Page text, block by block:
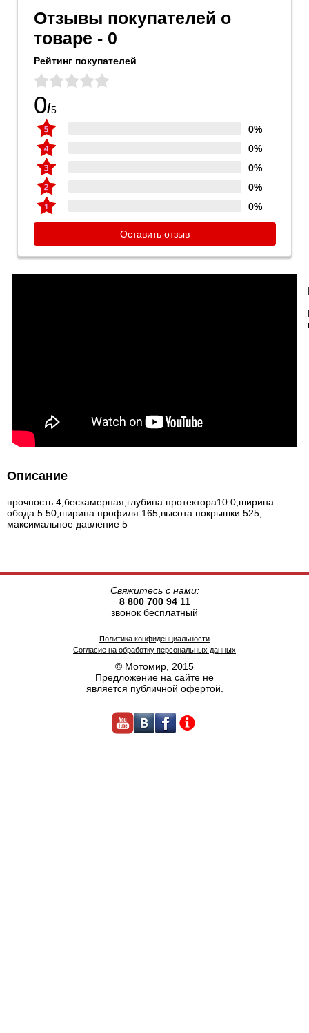
Отзывы покупателей о
товаре - 0
Рейтинг покупателей
0/5
0%
0%
0%
0%
0%
Оставить отзыв
Описание
прочность 4,бескамерная,глубина протектора10.0,ширина
обода 5.50,ширина профиля 165,высота покрышки 525,
максимальное давление 5
© Мотомир, 2015
Предложение на сайте не
является публичной офертой.
Политика конфиденциальности
Согласие на обработку персональных данных
Свяжитесь с нами:
8 800 700 94 11
звонок бесплатный